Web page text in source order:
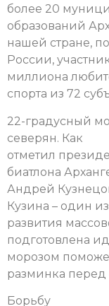
более 20
образований
нашей стране,
России,
миллиона
спорта из 72
22-градусный
северян. Как
отметил
биатлона
Андрей
Кузина – один
развития
подготовлена
морозом
разминка перед
Борьбу